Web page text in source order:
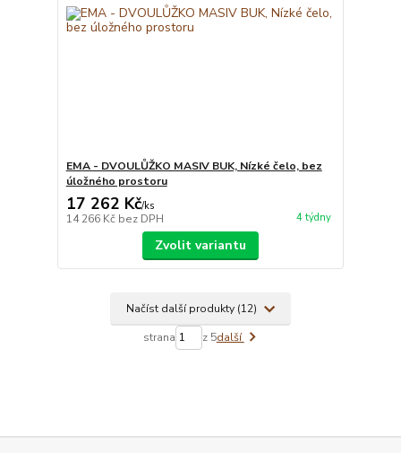
EMA - DVOULŮŽKO MASIV BUK, Nízké čelo, bez
úložného prostoru
17 262 Kč/ks
14 266 Kč bez DPH 4 týdny
Zvolit variantu
Načíst další produkty (12)
strana z 5další